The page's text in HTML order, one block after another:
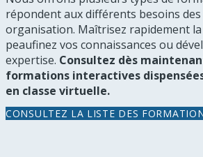
répondent aux différents besoins
organisation. Maîtrisez rapidement
peaufinez vos connaissances ou
expertise. Consultez dès
formations interactives
en classe virtuelle.
CONSULTEZ LA LISTE DES